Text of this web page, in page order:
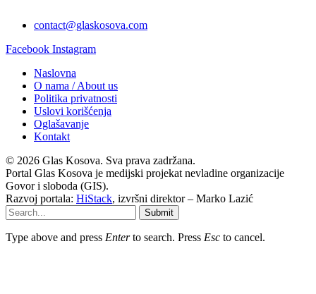
contact@glaskosova.com
Facebook Instagram
Naslovna
O nama / About us
Politika privatnosti
Uslovi korišćenja
Oglašavanje
Kontakt
© 2026 Glas Kosova. Sva prava zadržana.
Portal Glas Kosova je medijski projekat nevladine organizacije
Govor i sloboda (GIS).
Razvoj portala: HiStack, izvršni direktor – Marko Lazić
Submit
Type above and press Enterto search. Press Esc to cancel.